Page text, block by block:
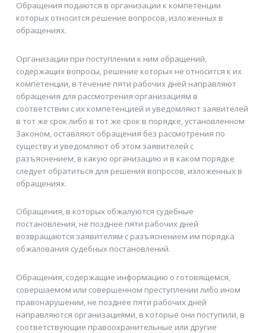
Обращения подаются в организации к компетенции
которых относится решение вопросов, изложенных в
обращениях.
Организации при поступлении к ним обращений,
содержащих вопросы, решение которых не относится к их
компетенции, в течение пяти рабочих дней направляют
обращения для рассмотрения организациям в
соответствии с их компетенцией и уведомляют заявителей
в тот же срок либо в тот же срок в порядке, установленном
Законом, оставляют обращения без рассмотрения по
существу и уведомляют об этом заявителей с
разъяснением, в какую организацию и в каком порядке
следует обратиться для решения вопросов, изложенных в
обращениях.
Обращения, в которых обжалуются судебные
постановления, не позднее пяти рабочих дней
возвращаются заявителям с разъяснением им порядка
обжалования судебных постановлений.
Обращения, содержащие информацию о готовящемся,
совершаемом или совершенном преступлении либо ином
правонарушении, не позднее пяти рабочих дней
направляются организациями, в которые они поступили, в
соответствующие правоохранительные или другие